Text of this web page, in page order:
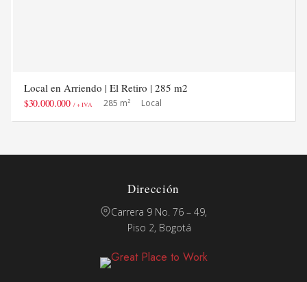
Local en Arriendo | El Retiro | 285 m2
$30.000.000 / + IVA 285 m² Local
Dirección
Carrera 9 No. 76 – 49,
Piso 2, Bogotá